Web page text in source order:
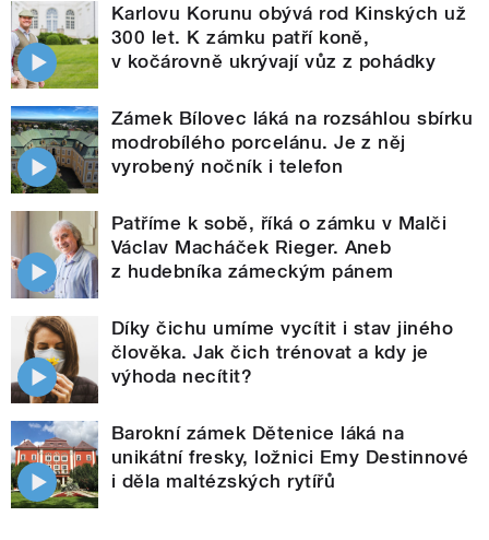
Karlovu Korunu obývá rod Kinských už
300 let. K zámku patří koně,
v kočárovně ukrývají vůz z pohádky
Zámek Bílovec láká na rozsáhlou sbírku
modrobílého porcelánu. Je z něj
vyrobený nočník i telefon
Patříme k sobě, říká o zámku v Malči
Václav Macháček Rieger. Aneb
z hudebníka zámeckým pánem
Díky čichu umíme vycítit i stav jiného
člověka. Jak čich trénovat a kdy je
výhoda necítit?
Barokní zámek Dětenice láká na
unikátní fresky, ložnici Emy Destinnové
i děla maltézských rytířů